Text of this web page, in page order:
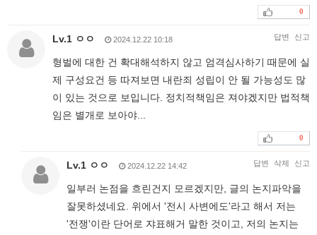
0
Lv.1 ㅇㅇ 2024.12.22 10:18 답변 신고
형벌에 대한 건 확대해석하지 않고 엄격심사하기 때문에 실
제 구성요건 등 따져보면 내란죄 성립이 안 될 가능성도 많
이 있는 것으로 보입니다. 정치적책임은 져야겠지만 법적책
임은 별개로 보아야...
0
Lv.1 ㅇㅇ 2024.12.22 14:42 답변 삭제 신고
일부러 논점을 흐린건지 모르겠지만, 글의 논지파악을
잘못하셨네요. 위에서 '전시 사변에도'라고 해서 저는
'전쟁'이란 단어로 쟈표해거 말한 것이고, 저의 논지는